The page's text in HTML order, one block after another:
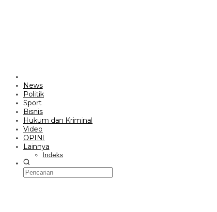
News
Politik
Sport
Bisnis
Hukum dan Kriminal
Video
OPINI
Lainnya
Indeks